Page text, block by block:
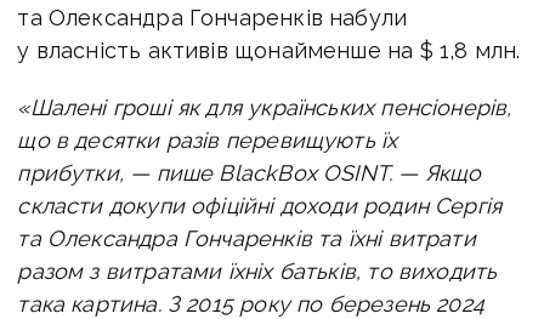
та Олександра Гончаренків набули
у власність активів щонайменше на $ 1,8 млн.
«Шалені гроші як для українських пенсіонерів,
що в десятки разів перевищують їх
прибутки, — пише BlackBox OSINT. — Якщо
скласти докупи офіційні доходи родин Сергія
та Олександра Гончаренків та їхні витрати
разом з витратами їхніх батьків, то виходить
така картина. З 2015 року по березень 2024